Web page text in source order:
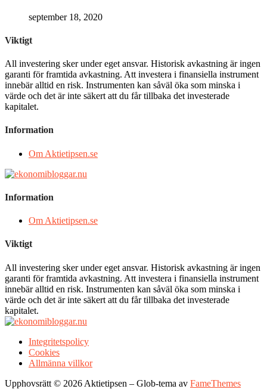
september 18, 2020
Viktigt
All investering sker under eget ansvar. Historisk avkastning är ingen
garanti för framtida avkastning. Att investera i finansiella instrument
innebär alltid en risk. Instrumenten kan såväl öka som minska i
värde och det är inte säkert att du får tillbaka det investerade
kapitalet.
Information
Om Aktietipsen.se
Information
Om Aktietipsen.se
Viktigt
All investering sker under eget ansvar. Historisk avkastning är ingen
garanti för framtida avkastning. Att investera i finansiella instrument
innebär alltid en risk. Instrumenten kan såväl öka som minska i
värde och det är inte säkert att du får tillbaka det investerade
kapitalet.
Integritetspolicy
Cookies
Allmänna villkor
Upphovsrätt © 2026 Aktietipsen – Glob-tema av FameThemes